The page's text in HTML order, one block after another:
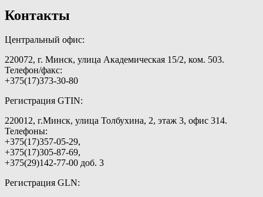
Контакты
Центральный офис:
220072, г. Минск, улица Академическая 15/2, ком. 503.
Телефон/факс:
+375(17)373-30-80
Регистрация GTIN:
220012, г.Минск, улица Толбухина, 2, этаж 3, офис 314.
Телефоны:
+375(17)357-05-29,
+375(17)305-87-69,
+375(29)142-77-00 доб. 3
Регистрация GLN: